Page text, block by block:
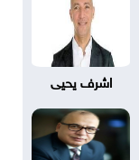
اشرف يحيى